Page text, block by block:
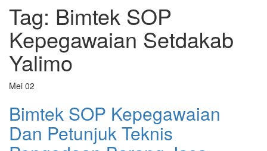
Tag: Bimtek SOP
Kepegawaian Setdakab
Yalimo
Mei 02
Bimtek SOP Kepegawaian
Dan Petunjuk Teknis